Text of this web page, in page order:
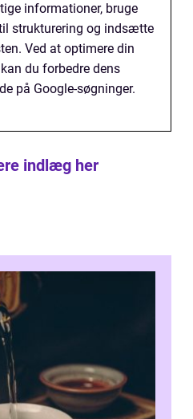
informationer, bruge
strukturering og indsætte
Ved at optimere din
du forbedre dens
på Google-søgninger.
indlæg her